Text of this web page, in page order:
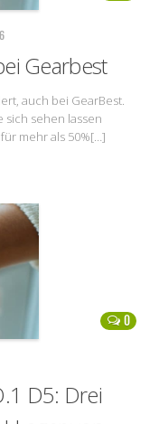
Gearbest
auch bei GearBest.
sich sehen lassen
mehr als 50%[…]
0
D5: Drei